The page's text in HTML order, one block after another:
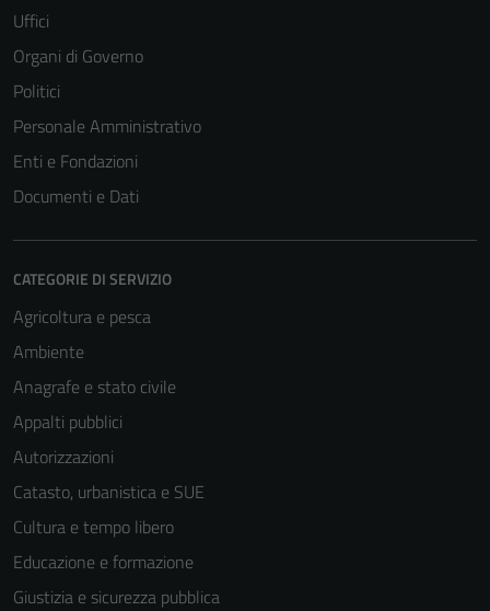
Uffici
Organi di Governo
Politici
Personale Amministrativo
Enti e Fondazioni
Documenti e Dati
CATEGORIE DI SERVIZIO
Agricoltura e pesca
Ambiente
Anagrafe e stato civile
Appalti pubblici
Autorizzazioni
Catasto, urbanistica e SUE
Cultura e tempo libero
Educazione e formazione
Giustizia e sicurezza pubblica